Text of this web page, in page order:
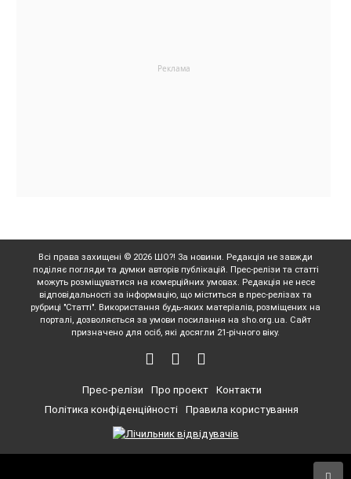
Всі права захищені © 2026 ШО?! За новини. Редакція не завжди
поділяє погляди та думки авторів публікацій. Прес-релізи та статті
можуть розміщуватися на комерційних умовах. Редакція не несе
відповідальності за інформацію, що міститься в прес-релізах та
рубриці "Статті". Використання будь-яких матеріалів, розміщених на
порталі, дозволяється за умови посилання на sho.org.ua. Сайт
призначено для осіб, які досягли 21-річного віку.
Прес-релізи Про проект
Контакти
Політика конфіденційності
Правила користування